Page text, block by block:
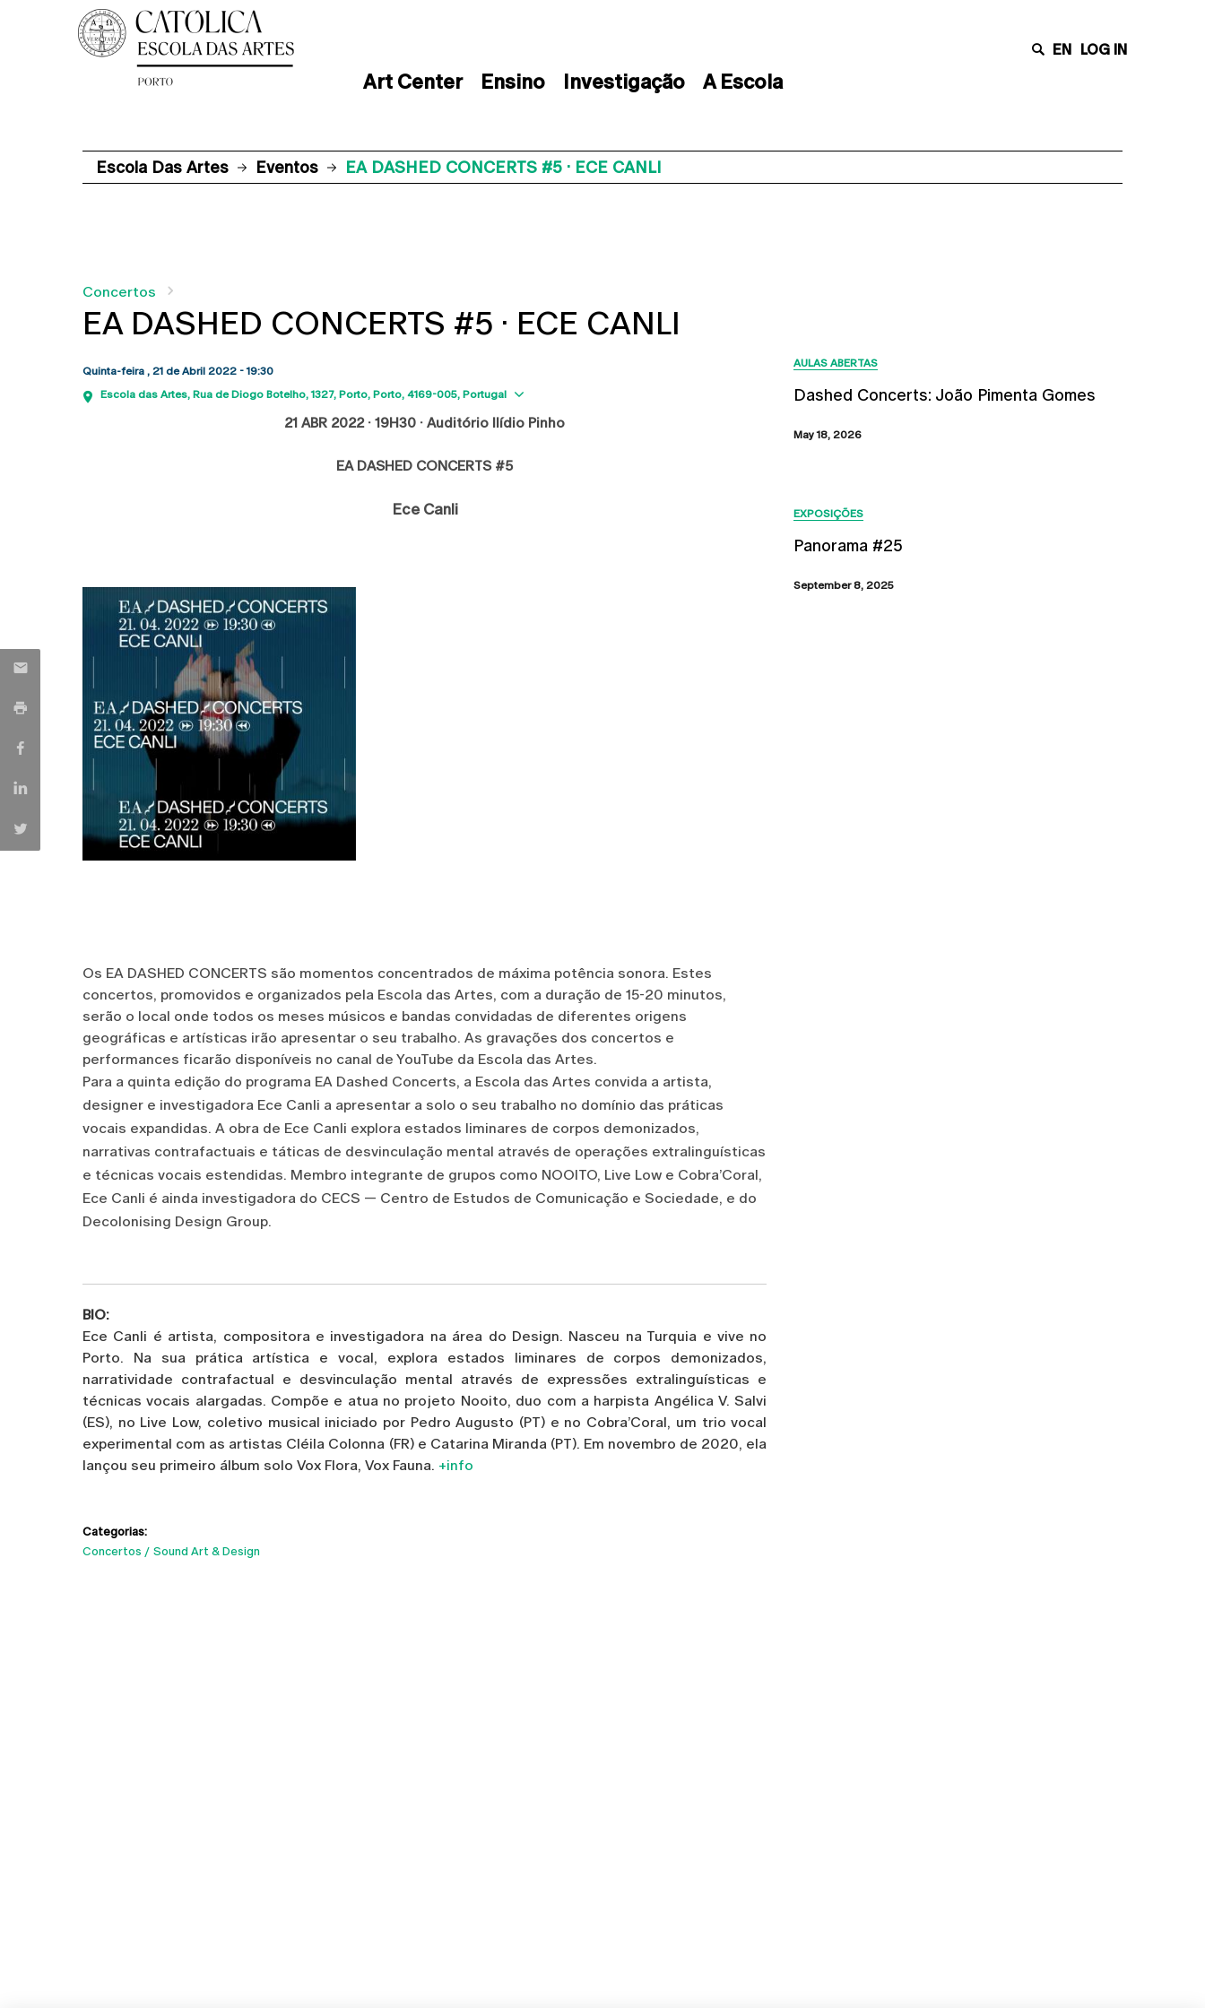
Art Center Ensino Investigação A Escola
EN LOG IN
Escola Das Artes Eventos EA DASHED CONCERTS #5 · ECE CANLI
Concertos
EA DASHED CONCERTS #5 · ECE CANLI
Quinta-feira , 21 de Abril 2022 - 19:30
Escola das Artes Rua de Diogo Botelho, 1327 Porto Porto 4169-005 Portugal
21 ABR 2022 ·19H30 · Auditório Ilídio Pinho
EA DASHED CONCERTS #5
Ece Canli
Os EA DASHED CONCERTS são momentos concentrados de máxima potência sonora. Estes
concertos, promovidos e organizados pela Escola das Artes, com a duração de 15-20 minutos,
serão o local onde todos os meses músicos e bandas convidadas de diferentes origens
geográficas e artísticas irão apresentar o seu trabalho. As gravações dos concertos e
performances ficarão disponíveis no canal de YouTube da Escola das Artes.
Para a quinta edição do programa EA Dashed Concerts, a Escola das Artes convida a artista,
designer e investigadora Ece Canli a apresentar a solo o seu trabalho no domínio das práticas
vocais expandidas. A obra de Ece Canli explora estados liminares de corpos demonizados,
narrativas contrafactuais e táticas de desvinculação mental através de operações extralinguísticas
e técnicas vocais estendidas. Membro integrante de grupos como NOOITO, Live Low e Cobra’Coral,
Ece Canli é ainda investigadora do CECS — Centro de Estudos de Comunicação e Sociedade, e do
Decolonising Design Group.
BIO:
Ece Canli é artista, compositora e investigadora na área do Design. Nasceu na Turquia e vive no
Porto. Na sua prática artística e vocal, explora estados liminares de corpos demonizados,
narratividade contrafactual e desvinculação mental através de expressões extralinguísticas e
técnicas vocais alargadas. Compõe e atua no projeto Nooito, duo com a harpista Angélica V. Salvi
(ES), no Live Low, coletivo musical iniciado por Pedro Augusto (PT) e no Cobra’Coral, um trio vocal
experimental com as artistas Cléila Colonna (FR) e Catarina Miranda (PT). Em novembro de 2020, ela
lançou seu primeiro álbum solo Vox Flora, Vox Fauna. +info
Categorias:
Concertos
Sound Art & Design
AULAS ABERTAS
Dashed Concerts: João Pimenta Gomes
May 18, 2026
EXPOSIÇÕES
Panorama #25
September 8, 2025